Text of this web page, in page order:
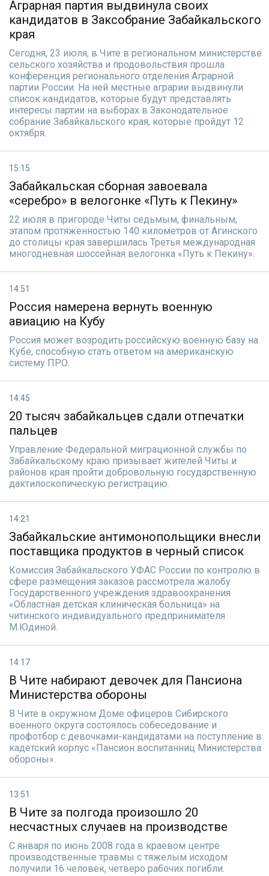
Аграрная партия выдвинула своих
кандидатов в Заксобрание Забайкальского
края
Сегодня, 23 июля, в Чите в региональном министерстве
сельского хозяйства и продовольствия прошла
конференция регионального отделения Аграрной
партии России. На ней местные аграрии выдвинули
список кандидатов, которые будут представлять
интересы партии на выборах в Законодательное
собрание Забайкальского края, которые пройдут 12
октября.
15:15
Забайкальская сборная завоевала
«серебро» в велогонке «Путь к Пекину»
22 июля в пригороде Читы седьмым, финальным,
этапом протяженностью 140 километров от Агинского
до столицы края завершилась Третья международная
многодневная шоссейная велогонка «Путь к Пекину».
14:51
Россия намерена вернуть военную
авиацию на Кубу
Россия может возродить российскую военную базу на
Кубе, способную стать ответом на американскую
систему ПРО.
14:45
20 тысяч забайкальцев сдали отпечатки
пальцев
Управление Федеральной миграционной службы по
Забайкальскому краю призывает жителей Читы и
районов края пройти добровольную государственную
дактилоскопическую регистрацию.
14:21
Забайкальские антимонопольщики внесли
поставщика продуктов в черный список
Комиссия Забайкальского УФАС России по контролю в
сфере размещения заказов рассмотрела жалобу
Государственного учреждения здравоохранения
«Областная детская клиническая больница» на
читинского индивидуального предпринимателя
М.Юдиной.
14:17
В Чите набирают девочек для Пансиона
Министерства обороны
В Чите в окружном Доме офицеров Сибирского
военного округа состоялось собеседование и
профотбор с девочками-кандидатами на поступление в
кадетский корпус «Пансион воспитанниц Министерства
обороны».
13:51
В Чите за полгода произошло 20
несчастных случаев на производстве
С января по июнь 2008 года в краевом центре
производственные травмы с тяжелым исходом
получили 16 человек, четверо рабочих погибли.